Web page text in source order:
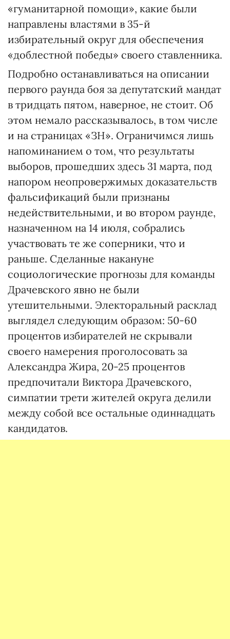
«гуманитарной помощи», какие были
направлены властями в 35-й
избирательный округ для обеспечения
«доблестной победы» своего ставленника.
Подробно останавливаться на описании
первого раунда боя за депутатский мандат
в тридцать пятом, наверное, не стоит. Об
этом немало рассказывалось, в том числе
и на страницах «ЗН». Ограничимся лишь
напоминанием о том, что результаты
выборов, прошедших здесь 31 марта, под
напором неопровержимых доказательств
фальсификаций были признаны
недействительными, и во втором раунде,
назначенном на 14 июля, собрались
участвовать те же соперники, что и
раньше. Сделанные накануне
социологические прогнозы для команды
Драчевского явно не были
утешительными. Электоральный расклад
выглядел следующим образом: 50-60
процентов избирателей не скрывали
своего намерения проголосовать за
Александра Жира, 20-25 процентов
предпочитали Виктора Драчевского,
симпатии трети жителей округа делили
между собой все остальные одиннадцать
кандидатов.